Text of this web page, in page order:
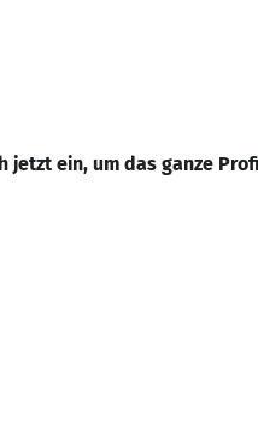
jetzt ein, um das ganze